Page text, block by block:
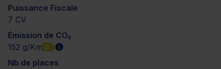
Puissance Fiscale
7 CV
Émission de CO₂
152 g/Km D
Nb de places